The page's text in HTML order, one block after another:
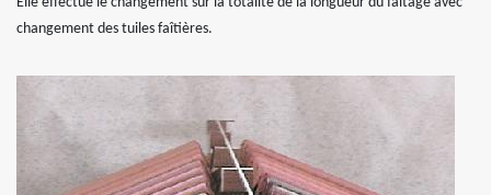
changement des tuiles faîtières.